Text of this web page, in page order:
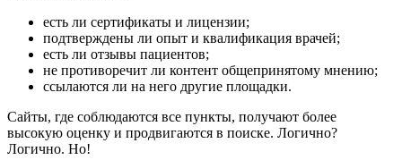
есть ли сертификаты и лицензии;
подтверждены ли опыт и квалификация врачей;
есть ли отзывы пациентов;
не противоречит ли контент общепринятому мнению;
ссылаются ли на него другие площадки.
Сайты, где соблюдаются все пункты, получают более
высокую оценку и продвигаются в поиске. Логично?
Логично. Но!